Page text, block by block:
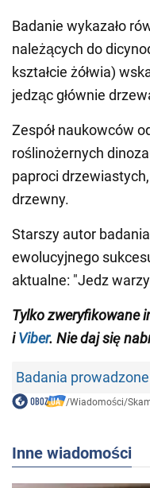
Badanie wykazało
należących do
kształcie żółwia)
jedząc głównie
Zespół naukowców
roślinożernych
paproci
drzewny.
Starszy autor
ewolucyjnego
aktualne: "Jedz
Tylko zweryfikowane
iViber. Nie daj się
Badania
/Wiadomości/
Inne wiadomości